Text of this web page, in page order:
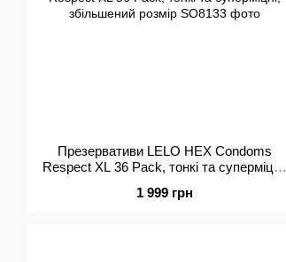
Презервативи LELO HEX Condoms
Respect XL 36 Pack, тонкі та суперміцні,
1 999 грн